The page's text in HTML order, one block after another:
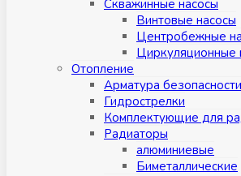
Скважинные насосы
Винтовые насосы
Центробежные
Циркуляционные
Отопление
Арматура безопасности
Гидрострелки
Комплектующие для
Радиаторы
алюминиевые
Биметаллические